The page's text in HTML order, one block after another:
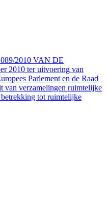
2010 VAN DE
2010 ter uitvoering van
Parlement en de Raad
van verzamelingen ruimtelijke
betrekking tot ruimtelijke